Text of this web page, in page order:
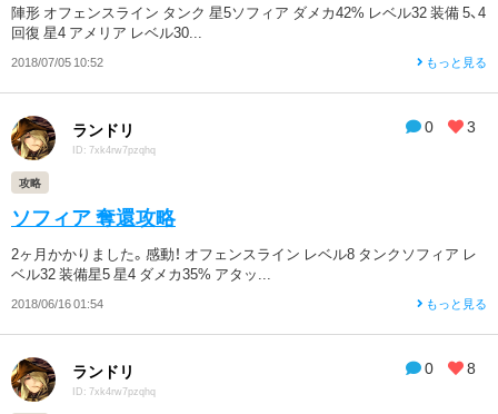
陣形 オフェンスライン タンク 星5ソフィア ダメカ42% レベル32 装備 5、4
回復 星4 アメリア レベル30...
2018/07/05 10:52 もっと見る
0 3
ランドリ
ID: 7xk4rw7pzqhq
攻略
ソフィア 奪還攻略
2ヶ月かかりました。感動！ オフェンスライン レベル8 タンクソフィア レ
ベル32 装備星5 星4 ダメカ35% アタッ...
2018/06/16 01:54 もっと見る
0 8
ランドリ
ID: 7xk4rw7pzqhq